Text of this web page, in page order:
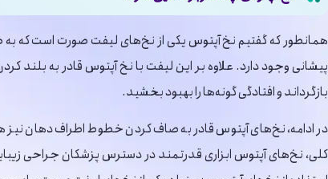
همانطور که گفتیم نخ آپتوس یکی از نخ‌های لیفت صورت است که به
پیشانی وجود دارد. علاوه بر این لیفت با نخ آپتوس قادر به
بازگرداند و افتادگی گونه‌ها را بهبود بخشید.
در ادامه، نخ‌های آپتوس قادر به صاف کردن خطوط اطراف دهان
کلی، نخ‌های آپتوس ابزاری قدرتمند در دسترس پزشکان جراحی